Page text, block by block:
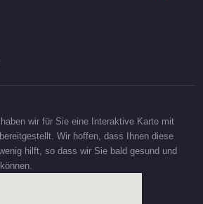
wir für Sie eine Interaktive Karte mit
Wir hoffen, dass Ihnen diese
hilft, so dass wir Sie bald gesund und